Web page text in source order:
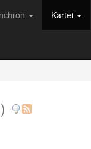
Kartei